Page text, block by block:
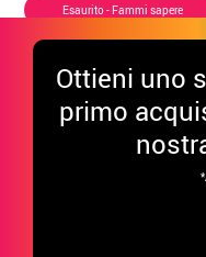
Esaurito - Fammi sapere
Ottieni uno
primo